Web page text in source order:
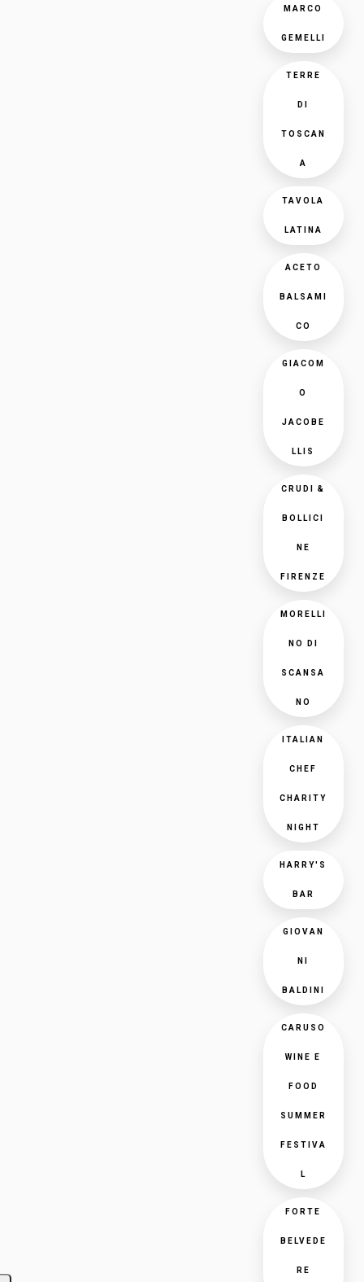
MARCO
GEMELLI
TERRE
DI
TOSCAN
A
TAVOLA
LATINA
ACETO
BALSAMI
CO
GIACOM
O
JACOBE
LLIS
CRUDI &
BOLLICI
NE
FIRENZE
MORELLI
NO DI
SCANSA
NO
ITALIAN
CHEF
CHARITY
NIGHT
HARRY'S
BAR
GIOVAN
NI
BALDINI
CARUSO
WINE E
FOOD
SUMMER
FESTIVA
L
FORTE
BELVEDE
RE